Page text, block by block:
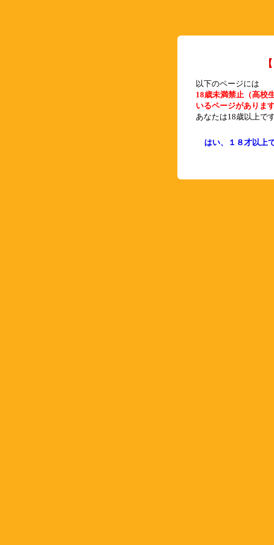
以下のページには
18歳未満禁止（高校
いるページがありま
あなたは18歳以上で
はい、１８才以上